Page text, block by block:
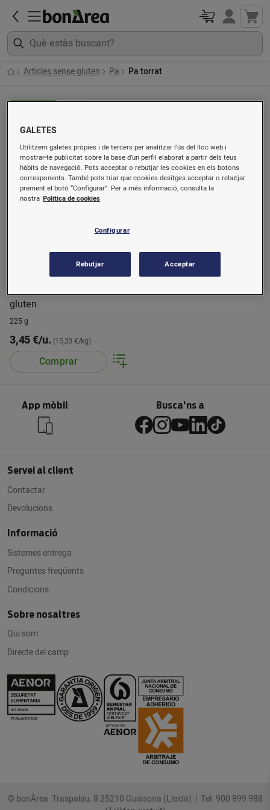
Articles sense gluten Pa Pa torrat
Pa torrat
Torrades Airos sense
gluten
225 g
3,45 €/u. (15,33 €/kg)
Comprar
App mòbil Busca'ns a
Servei al client
Contactar
Devolucions
Informació
Sistemes entrega
Preguntes freqüents
Condicions
Sobre nosaltres
Qui som
Directe del camp
© bonÀrea Traspalau, 8 25210 Guissona (Lleida) | Tel. 900 899 988
GALETES
Utilitzem galetes pròpies i de tercers per analitzar l’ús del lloc web i
mostrar-te publicitat sobre la base d’un perfil elaborat a partir dels teus
hàbits de navegació. Pots acceptar o rebutjar les cookies en els botons
corresponents. També pots triar que cookies desitges acceptar o rebutjar
prement el botó “Configurar”. Per a més informació, consulta la
nostra Política de cookies
Configurar
Rebutjar Acceptar